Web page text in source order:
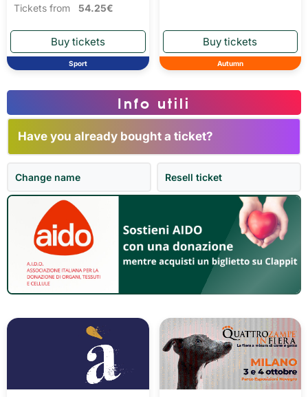
Tickets from 54.25€
Sport Autumn
Info utili
Have you already bought a ticket?
Change name Resell ticket